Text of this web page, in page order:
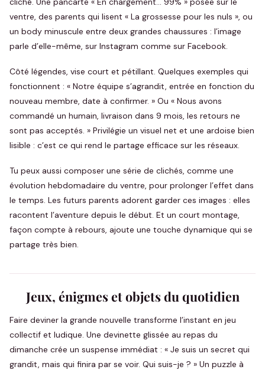
ventre, des parents qui lisent « La grossesse pour les nuls », ou
un body minuscule entre deux grandes chaussures : l’image
parle d’elle-même, sur Instagram comme sur Facebook.
Côté légendes, vise court et pétillant. Quelques exemples qui
fonctionnent : « Notre équipe s’agrandit, entrée en fonction du
nouveau membre, date à confirmer. » Ou « Nous avons
commandé un humain, livraison dans 9 mois, les retours ne
sont pas acceptés. » Privilégie un visuel net et une ardoise bien
lisible : c’est ce qui rend le partage efficace sur les réseaux.
Tu peux aussi composer une série de clichés, comme une
évolution hebdomadaire du ventre, pour prolonger l’effet dans
le temps. Les futurs parents adorent garder ces images : elles
racontent l’aventure depuis le début. Et un court montage,
façon compte à rebours, ajoute une touche dynamique qui se
partage très bien.
Jeux, énigmes et objets du quotidien
Faire deviner la grande nouvelle transforme l’instant en jeu
collectif et ludique. Une devinette glissée au repas du
dimanche crée un suspense immédiat : « Je suis un secret qui
grandit, mais qui finira par se voir. Qui suis-je ? » Un puzzle à